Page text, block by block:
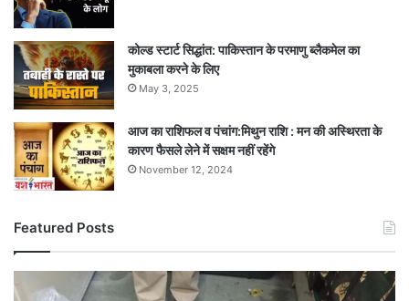
कोल्ड स्टार्ट सिद्धांत: पाकिस्तान के परमाणु ब्लैकमेल का
मुकाबला करने के लिए
May 3, 2025
आज का राशिफल व पंचांग:मिथुन राशि : मन की अस्थिरता के
कारण फैसले लेने में सक्षम नहीं रहेंगे
November 12, 2024
Featured Posts